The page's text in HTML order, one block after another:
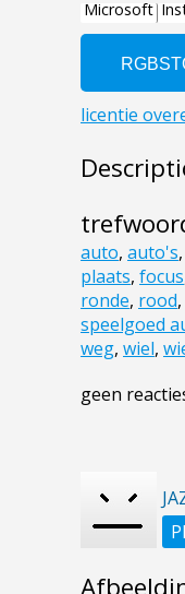
auto, auto's,
plaats, focus
ronde, rood,
speelgoed
weg, wiel,
geen